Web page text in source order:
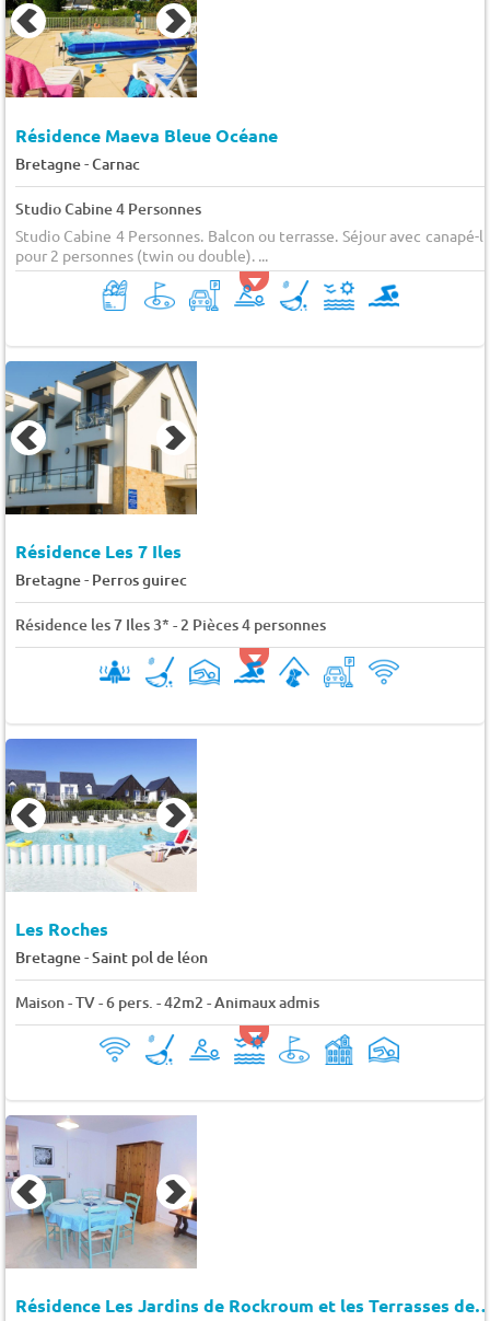
Résidence Maeva Bleue Océane
Bretagne-Carnac
Studio Cabine 4 Personnes
Studio Cabine 4 Personnes. Balcon ou terrasse. Séjour avec canapé-
pour 2 personnes (twin ou double). ...
Résidence Les 7 Iles
Bretagne- Perros guirec
Résidence les 7 Iles 3* - 2 Pièces 4 personnes
Les Roches
Bretagne-Saint pol de léon
Maison - TV - 6 pers. - 42m2 - Animaux admis
Résidence Les Jardins de Rockroum et les